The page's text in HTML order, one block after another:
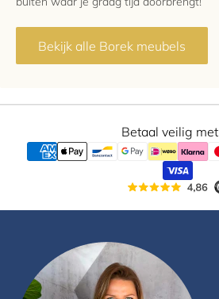
Bekijk alle Borek meubels
Betaal veilig met